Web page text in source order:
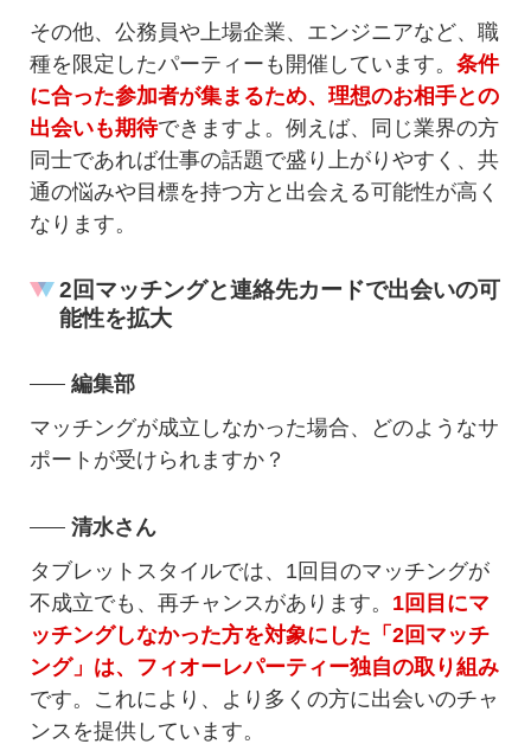
その他、公務員や上場企業、エンジニアなど、職
種を限定したパーティーも開催しています。条件
に合った参加者が集まるため、理想のお相手との
出会いも期待できますよ。例えば、同じ業界の方
同士であれば仕事の話題で盛り上がりやすく、共
通の悩みや目標を持つ方と出会える可能性が高く
なります。
2回マッチングと連絡先カードで出会いの可
能性を拡大
編集部
マッチングが成立しなかった場合、どのようなサ
ポートが受けられますか？
清水さん
タブレットスタイルでは、1回目のマッチングが
不成立でも、再チャンスがあります。 1回目にマ
ッチングしなかった方を対象にした「2回マッチ
ング」は、フィオーレパーティー独自の取り組み
です。これにより、より多くの方に出会いのチャ
ンスを提供しています。